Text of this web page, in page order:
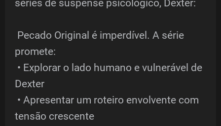
séries de suspense psicológico, Dexter:
Pecado Original é imperdível. A série
promete:
• Explorar o lado humano e vulnerável de
Dexter
• Apresentar um roteiro envolvente com
tensão crescente